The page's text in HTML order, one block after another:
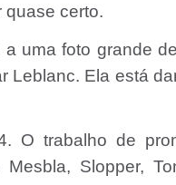
quase certo.
uma foto grande
Leblanc. Ela está
O trabalho de
Slopper,